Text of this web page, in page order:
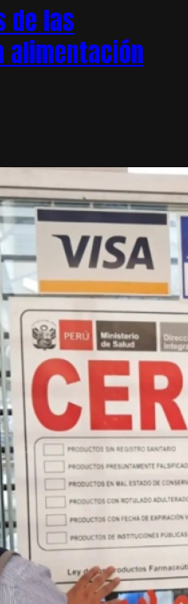
de las
alimentación